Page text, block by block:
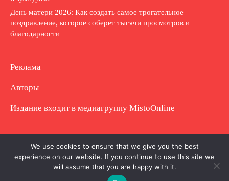
День матери 2026: Как создать самое трогательное
поздравление, которое соберет тысячи просмотров и
благодарности
Реклама
Авторы
Издание входит в медиагруппу MistoOnline
Copyright © Полное использование материала
запрещено. Частично разрешено с гиперссылкой.
We use cookies to ensure that we give you the best
experience on our website. If you continue to use this site we
will assume that you are happy with it.